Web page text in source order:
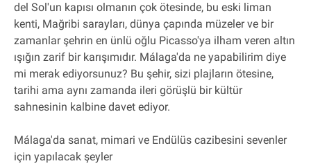
del Sol'un kapısı olmanın çok ötesinde, bu eski liman
kenti, Mağribi sarayları, dünya çapında müzeler ve bir
zamanlar şehrin en ünlü oğlu Picasso'ya ilham veren altın
ışığın zarif bir karışımıdır. Málaga'da ne yapabilirim diye
mi merak ediyorsunuz? Bu şehir, sizi plajların ötesine,
tarihi ama aynı zamanda ileri görüşlü bir kültür
sahnesinin kalbine davet ediyor.
Málaga'da sanat, mimari ve Endülüs cazibesini sevenler
için yapılacak şeyler